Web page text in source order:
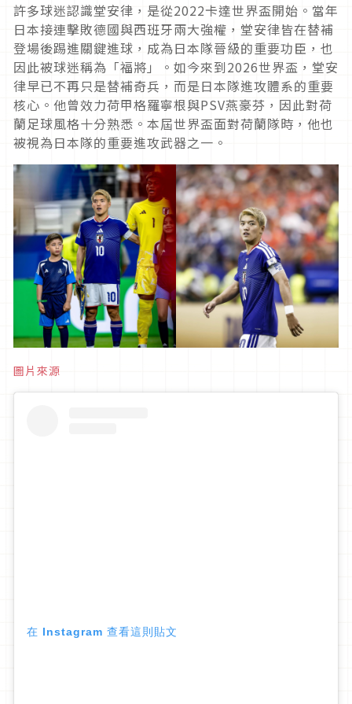
許多球迷認識堂安律，是從2022卡達世界盃開始。當年
日本接連擊敗德國與西班牙兩大強權，堂安律皆在替補
登場後踢進關鍵進球，成為日本隊晉級的重要功臣，也
因此被球迷稱為「福將」。如今來到2026世界盃，堂安
律早已不再只是替補奇兵，而是日本隊進攻體系的重要
核心。他曾效力荷甲格羅寧根與PSV燕豪芬，因此對荷
蘭足球風格十分熟悉。本屆世界盃面對荷蘭隊時，他也
被視為日本隊的重要進攻武器之一。
圖片來源
在 Instagram 查看這則貼文